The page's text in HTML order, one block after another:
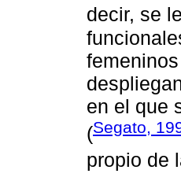
decir, se
en el que
(Segato,
propio de